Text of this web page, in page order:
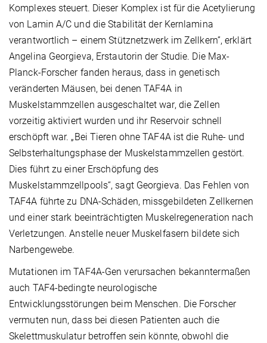
Komplexes steuert. Dieser Komplex ist für die Acetylierung
von Lamin A/C und die Stabilität der Kernlamina
verantwortlich – einem Stütznetzwerk im Zellkern”, erklärt
Angelina Georgieva, Erstautorin der Studie. Die Max-
Planck-Forscher fanden heraus, dass in genetisch
veränderten Mäusen, bei denen TAF4A in
Muskelstammzellen ausgeschaltet war, die Zellen
vorzeitig aktiviert wurden und ihr Reservoir schnell
erschöpft war. „Bei Tieren ohne TAF4A ist die Ruhe- und
Selbsterhaltungsphase der Muskelstammzellen gestört.
Dies führt zu einer Erschöpfung des
Muskelstammzellpools“, sagt Georgieva. Das Fehlen von
TAF4A führte zu DNA-Schäden, missgebildeten Zellkernen
und einer stark beeinträchtigten Muskelregeneration nach
Verletzungen. Anstelle neuer Muskelfasern bildete sich
Narbengewebe.
Mutationen im TAF4A-Gen verursachen bekanntermaßen
auch TAF4-bedingte neurologische
Entwicklungsstörungen beim Menschen. Die Forscher
vermuten nun, dass bei diesen Patienten auch die
Skelettmuskulatur betroffen sein könnte, obwohl die